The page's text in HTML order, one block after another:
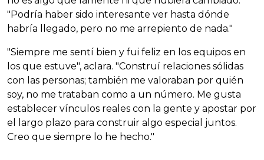
"Podría haber sido interesante ver hasta dónde
habría llegado, pero no me arrepiento de nada."
"Siempre me sentí bien y fui feliz en los equipos en
los que estuve", aclara. "Construí relaciones sólidas
con las personas; también me valoraban por quién
soy, no me trataban como a un número. Me gusta
establecer vínculos reales con la gente y apostar por
el largo plazo para construir algo especial juntos.
Creo que siempre lo he hecho."